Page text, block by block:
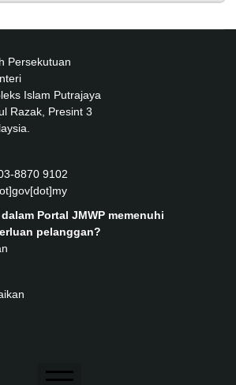
Persekutuan
Islam Putrajaya
Razak, Presint 3
8870 9102
Portal JMWP memenuhi
pelanggan?